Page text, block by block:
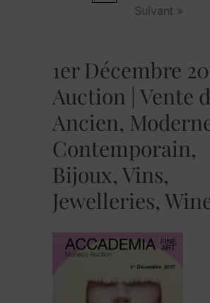
Suivant »
1er Décembre
Auction | Vente
Ancien,
Contemporain,
Bijoux, Vins,
Jewelleries,